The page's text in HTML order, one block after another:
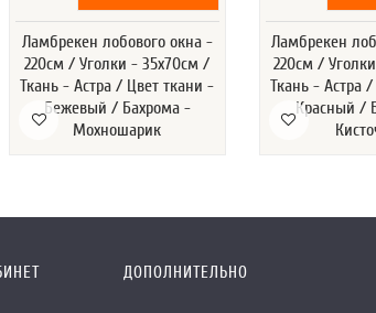
Ламбрекен лобового окна -
220см / Уголки - 35x70см /
Ткань - Астра / Цвет ткани -
Бежевый / Бахрома -
Мохношарик
Ламбрекен
220см /
Ткань - Астра
Красный /
ДОПОЛНИТЕЛЬНО